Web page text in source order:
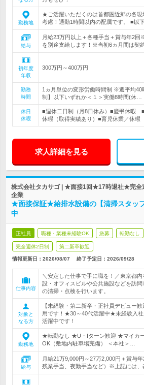
勤務地
★ご活躍いただくのは首都圏近郊の各
考慮！通勤1時間以内の配属です。 ■以
給与
月給23万円以上＋各種手当＋賞与年2
を別途支給します！※当初6ヵ月間は契
初年度
年収
300万円～400万円
勤務
時間
1ヵ月単位の変形労働時間制 ※週平均40
制】以下いずれか＜１＞実働8時間(休…
休日
休暇
■週休二日制（月8日休み）■慶弔休暇
休暇（取得実績あり）■育児休業／休暇
求人詳細を見る
株式会社タカサゴ | ★面接1回★17時退社★完全
企業
★面接保証★給排水設備の【清掃スタッ
中
正社員 職種・業種未経験OK 急募 転勤なし
完全週休2日制 第二新卒歓迎
情報更新日：2026/08/07 終了予定日： 2026/09/28
仕事内容
＼安定した仕事で手に職を！／東京都
設・オフィスビルや公共施設などを訪
の清掃・点検を行います。
対象と
なる方
【未経験・第二新卒・正社員デビュー
用です！★30～40代活躍中★未経験入
活躍中です！
勤務地
★転勤なし ★U・Iターン歓迎 ★マイカ
OK（敷地内駐車場完備） ＜本社＞…
給与
月給21万9,000円～27万2,000円＋賞与
残業手当、夜勤手当など）※上記には、